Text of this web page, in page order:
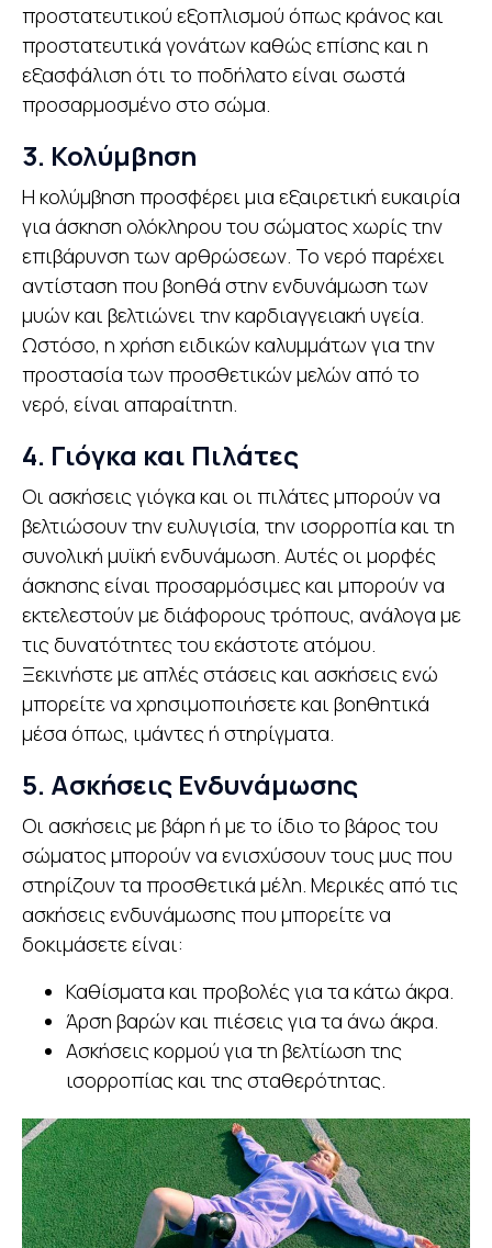
προστατευτικού εξοπλισμού όπως κράνος και
προστατευτικά γονάτων καθώς επίσης και η
εξασφάλιση ότι το ποδήλατο είναι σωστά
προσαρμοσμένο στο σώμα.
3. Κολύμβηση
Η κολύμβηση προσφέρει μια εξαιρετική ευκαιρία
για άσκηση ολόκληρου του σώματος χωρίς την
επιβάρυνση των αρθρώσεων. Το νερό παρέχει
αντίσταση που βοηθά στην ενδυνάμωση των
μυών και βελτιώνει την καρδιαγγειακή υγεία.
Ωστόσο, η χρήση ειδικών καλυμμάτων για την
προστασία των προσθετικών μελών από το
νερό, είναι απαραίτητη.
4. Γιόγκα και Πιλάτες
Οι ασκήσεις γιόγκα και οι πιλάτες μπορούν να
βελτιώσουν την ευλυγισία, την ισορροπία και τη
συνολική μυϊκή ενδυνάμωση. Αυτές οι μορφές
άσκησης είναι προσαρμόσιμες και μπορούν να
εκτελεστούν με διάφορους τρόπους, ανάλογα με
τις δυνατότητες του εκάστοτε ατόμου.
Ξεκινήστε με απλές στάσεις και ασκήσεις ενώ
μπορείτε να χρησιμοποιήσετε και βοηθητικά
μέσα όπως, ιμάντες ή στηρίγματα.
5. Ασκήσεις Ενδυνάμωσης
Οι ασκήσεις με βάρη ή με το ίδιο το βάρος του
σώματος μπορούν να ενισχύσουν τους μυς που
στηρίζουν τα προσθετικά μέλη. Μερικές από τις
ασκήσεις ενδυνάμωσης που μπορείτε να
δοκιμάσετε είναι:
Καθίσματα και προβολές για τα κάτω άκρα.
Άρση βαρών και πιέσεις για τα άνω άκρα.
Ασκήσεις κορμού για τη βελτίωση της
ισορροπίας και της σταθερότητας.